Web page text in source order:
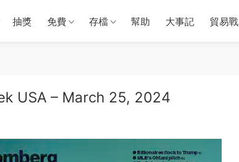
抽獎 免費 存檔 幫助 大事記 貿易戰
USA – March 25, 2024